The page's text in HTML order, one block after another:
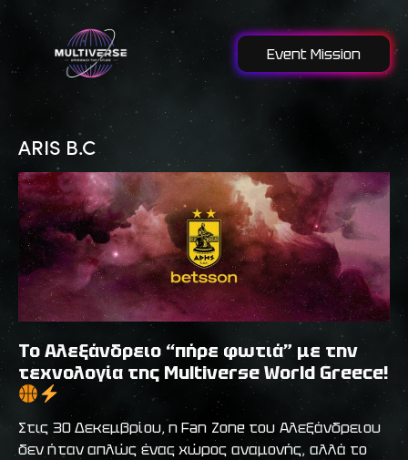
Event Mission
ARIS B.C
Το Αλεξάνδρειο “πήρε φωτιά” με την
τεχνολογία της Multiverse World Greece!
Στις 30 Δεκεμβρίου, η Fan Zone του Αλεξάνδρειου
δεν ήταν απλώς ένας χώρος αναμονής, αλλά το